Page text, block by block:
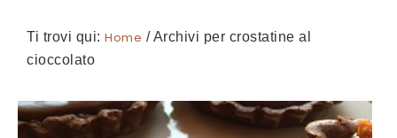
Ti trovi qui: Home /Archivi per crostatine al
cioccolato